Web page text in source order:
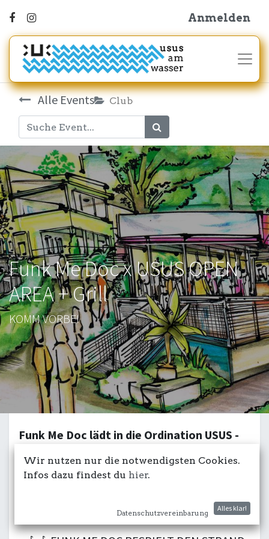
Anmelden
Alle Events Club
Funk Me Doc x USUS OPEN
AREA + Grill
KOMM VORBEI
Funk Me Doc lädt in die Ordination USUS -
☀️☀️☀️
HOLZKOHLENGRILL ab 13 UHR 🔥🔥🔥
Wir nutzen nur die notwendigsten Cookies.
Infos dazu findest du hier.
Datenschutzvereinbarung
Alles klar!